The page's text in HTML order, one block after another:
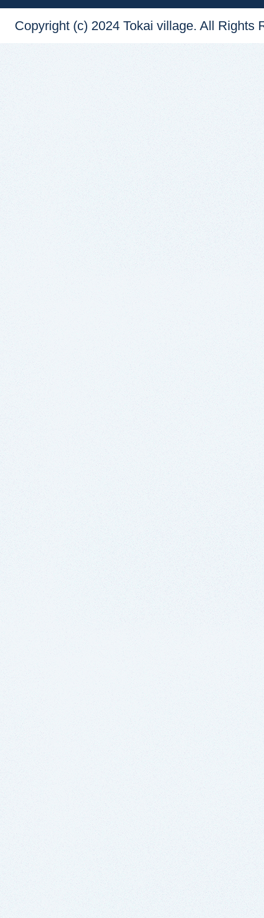
Copyright (c) 2024 Tokai village. All Rights